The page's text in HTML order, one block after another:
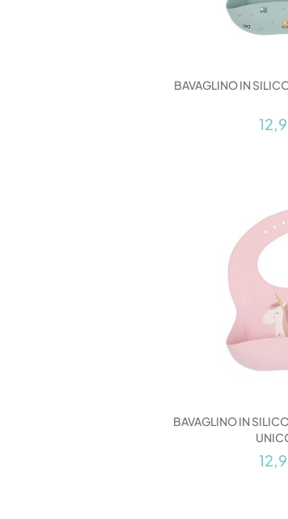
BAVAGLINO IN
BAVAGLINO IN